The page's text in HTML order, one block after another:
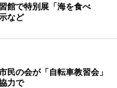
館で特別展「海を食べ
など
民の会が「自転車教習会」
力で